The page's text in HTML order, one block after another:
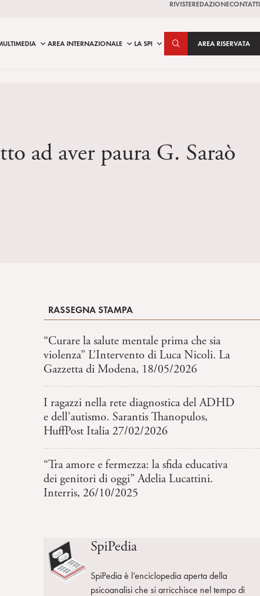
RIVISTEREDAZIONECONTATTI
AREA INTERNAZIONALE LA SPI AREA RISERVATA
ad aver paura G. Saraò
RASSEGNA STAMPA
“Curare la salute mentale prima che sia
violenza” L’Intervento di Luca Nicoli. La
Gazzetta di Modena, 18/05/2026
I ragazzi nella rete diagnostica del ADHD
e dell’autismo. Sarantis Thanopulos,
HuffPost Italia 27/02/2026
“Tra amore e fermezza: la sfida educativa
dei genitori di oggi” Adelia Lucattini.
Interris, 26/10/2025
SpiPedia
SpiPedia è l’enciclopedia aperta della
psicoanalisi che si arricchisce nel tempo di